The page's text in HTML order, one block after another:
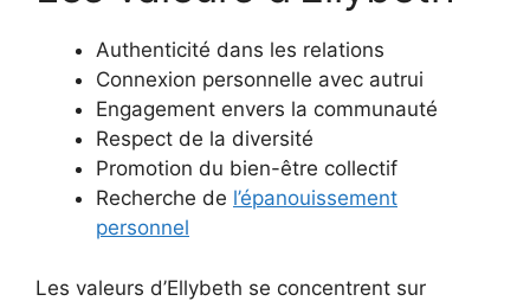
Authenticité dans les relations
Connexion personnelle avec autrui
Engagement envers la communauté
Respect de la diversité
Promotion du bien-être collectif
Recherche de l’épanouissement
personnel
Les valeurs d’Ellybeth se concentrent sur